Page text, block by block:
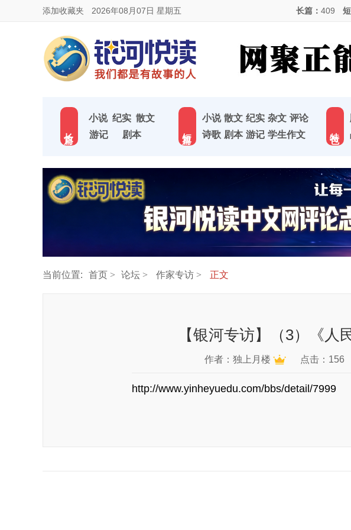
添加收藏夹 2026年08月07日 星期五 长篇： 409
小说 纪实 散文
游记
剧本
小说 散文 纪实 杂文 评论
诗歌 剧本 游记 学生作文
当前位置: 首页 论坛 作家专访 正文
【银河专访】（3）《
作者： 独上月楼 点击：156
http://www.yinheyuedu.com/bbs/detail/7999